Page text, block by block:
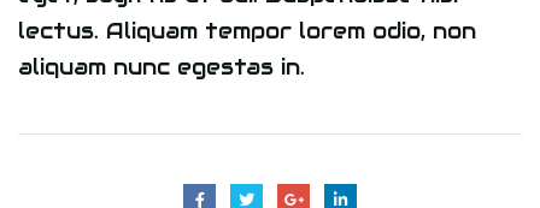
lectus. Aliquam tempor lorem odio, non
aliquam nunc egestas in.